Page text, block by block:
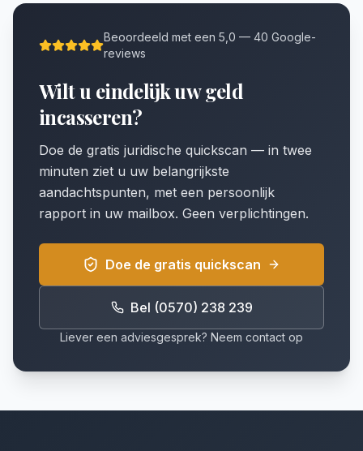
Beoordeeld met een 5,0 — 40 Google-
reviews
Wilt u eindelijk uw geld
incasseren?
Doe de gratis juridische quickscan — in twee
minuten ziet u uw belangrijkste
aandachtspunten, met een persoonlijk
rapport in uw mailbox. Geen verplichtingen.
Doe de gratis quickscan
Bel (0570) 238 239
Liever een adviesgesprek? Neem contact op